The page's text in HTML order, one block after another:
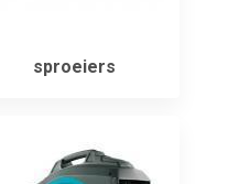
sproeiers